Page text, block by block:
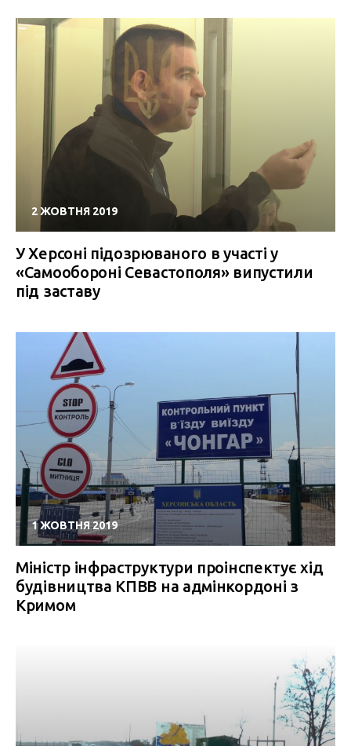
2 ЖОВТНЯ 2019
У Херсоні підозрюваного в участі у
«Самообороні Севастополя» випустили
під заставу
1 ЖОВТНЯ 2019
Міністр інфраструктури проінспектує хід
будівництва КПВВ на адмінкордоні з
Кримом